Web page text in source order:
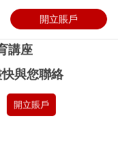
開立賬戶
講座
與您聯絡
開立賬戶